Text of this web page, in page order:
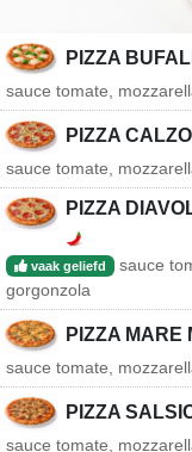
PIZZA
sauce tomate,
PIZZA
sauce tomate,
PIZZA
vaak geliefd
sauce
gorgonzola
PIZZA MARE
sauce tomate,
PIZZA
sauce tomate,